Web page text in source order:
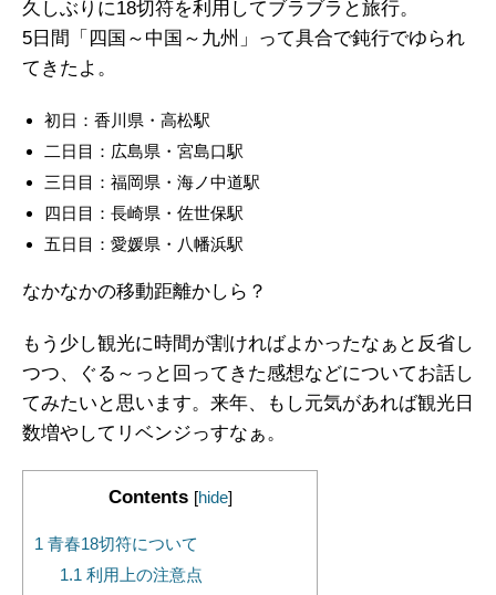
久しぶりに18切符を利用してブラブラと旅行。
5日間「四国～中国～九州」って具合で鈍行でゆられ
てきたよ。
初日：香川県・高松駅
二日目：広島県・宮島口駅
三日目：福岡県・海ノ中道駅
四日目：長崎県・佐世保駅
五日目：愛媛県・八幡浜駅
なかなかの移動距離かしら？
もう少し観光に時間が割ければよかったなぁと反省し
つつ、ぐる～っと回ってきた感想などについてお話し
てみたいと思います。来年、もし元気があれば観光日
数増やしてリベンジっすなぁ。
Contents [hide]
1 青春18切符について
1.1 利用上の注意点